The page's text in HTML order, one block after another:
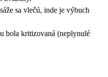
sa vlečú, inde je výbuch
bola kritizovaná (neplynulé